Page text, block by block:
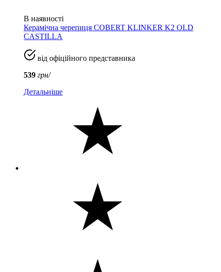
В наявності
Керамічна черепиця COBERT KLINKER K2 OLD
CASTILLA
від офіційного представника
539 грн/
Детальніше